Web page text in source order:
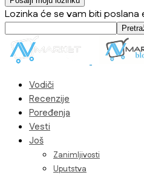
Lozinka će se vam biti
Vodiči
Recenzije
Poređenja
Vesti
Još
Zanimljivosti
Uputstva